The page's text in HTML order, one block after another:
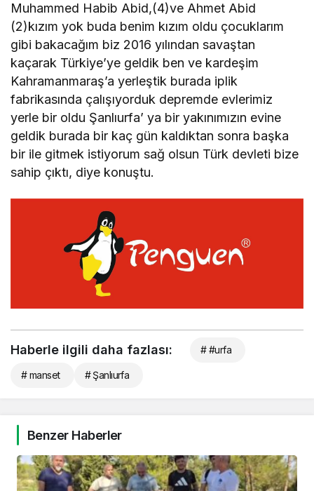
Muhammed Habib Abid,(4)ve Ahmet Abid
(2)kızım yok buda benim kızım oldu çocuklarım
gibi bakacağım biz 2016 yılından savaştan
kaçarak Türkiye’ye geldik ben ve kardeşim
Kahramanmaraş’a yerleştik burada iplik
fabrikasında çalışıyorduk depremde evlerimiz
yerle bir oldu Şanlıurfa’ ya bir yakınımızın evine
geldik burada bir kaç gün kaldıktan sonra başka
bir ile gitmek istiyorum sağ olsun Türk devleti bize
sahip çıktı, diye konuştu.
Haberle ilgili daha fazlası: # #urfa
# manset # Şanlıurfa
Benzer Haberler